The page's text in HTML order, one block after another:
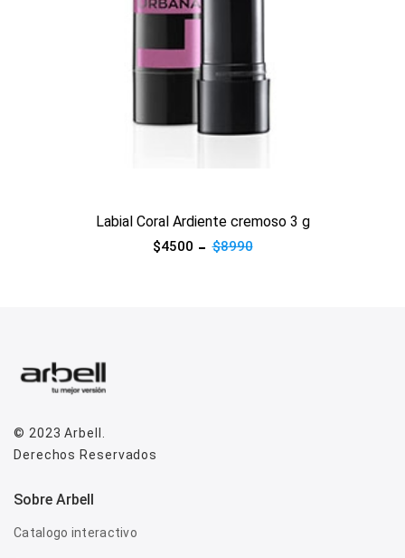
Labial Coral Ardiente cremoso 3 g
$4500 $8990
© 2023Arbell
Derechos Reservados
Sobre Arbell
Catalogo interactivo